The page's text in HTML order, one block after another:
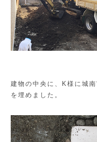
建物の中央に、K様に城
を埋めました。